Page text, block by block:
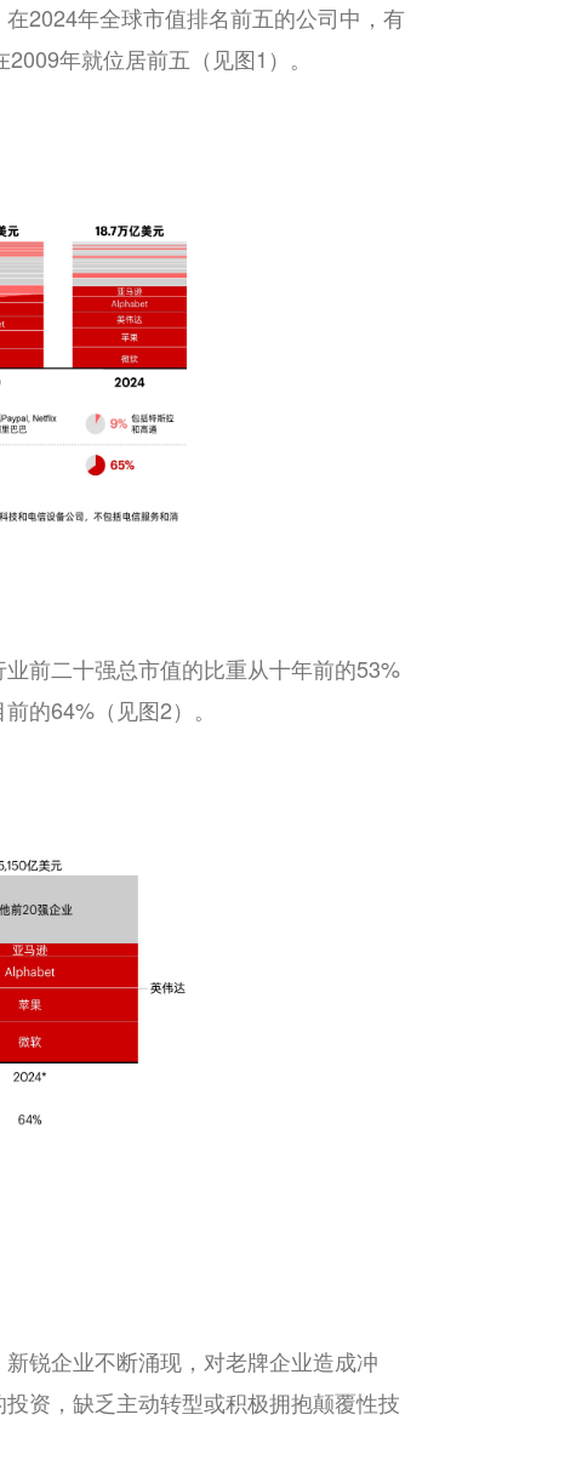
2024年全球市值排名前五的公司中，有
年就位居前五（见图1）。
前二十强总市值的比重从十年前的53%
的64%（见图2）。
锐企业不断涌现，对老牌企业造成冲
资，缺乏主动转型或积极拥抱颠覆性技